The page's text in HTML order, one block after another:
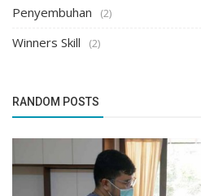
Penyembuhan (2)
Winners Skill (2)
RANDOM POSTS